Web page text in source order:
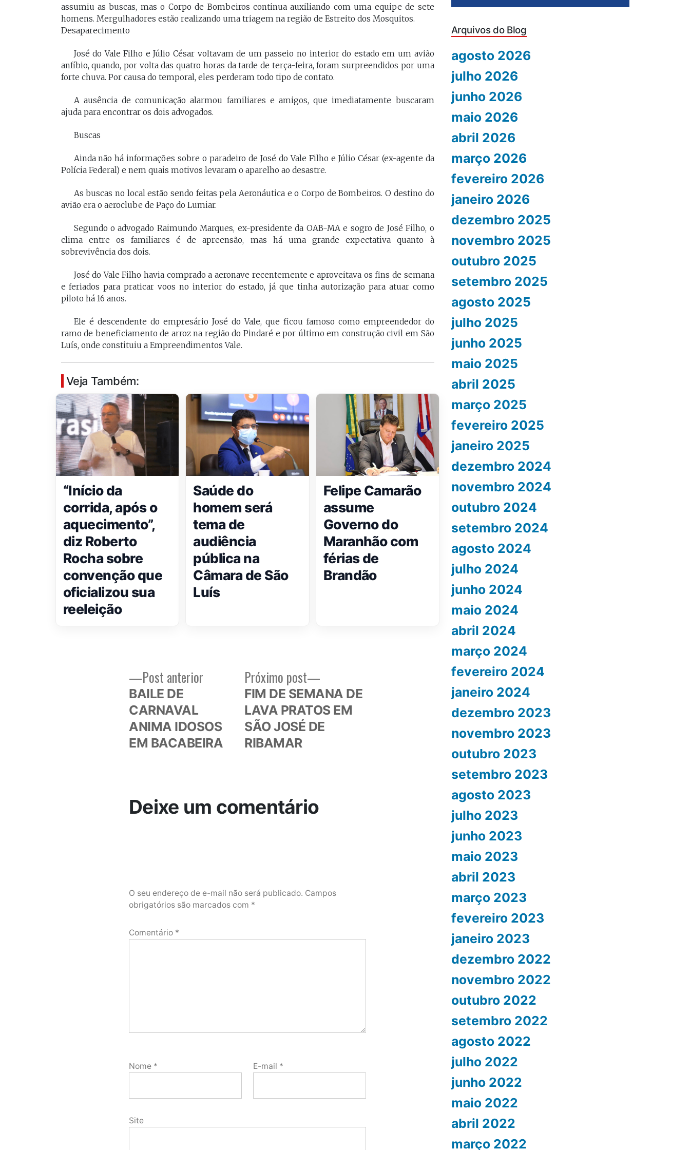
assumiu as buscas, mas o Corpo de Bombeiros continua auxiliando com uma equipe de sete
homens. Mergulhadores estão realizando uma triagem na região de Estreito dos Mosquitos.
Desaparecimento
José do Vale Filho e Júlio César voltavam de um passeio no interior do estado em um avião
anfíbio, quando, por volta das quatro horas da tarde de terça-feira, foram surpreendidos por uma
forte chuva. Por causa do temporal, eles perderam todo tipo de contato.
A ausência de comunicação alarmou familiares e amigos, que imediatamente buscaram
ajuda para encontrar os dois advogados.
Buscas
Ainda não há informações sobre o paradeiro de José do Vale Filho e Júlio César (ex-agente da
Polícia Federal) e nem quais motivos levaram o aparelho ao desastre.
As buscas no local estão sendo feitas pela Aeronáutica e o Corpo de Bombeiros. O destino do
avião era o aeroclube de Paço do Lumiar.
Segundo o advogado Raimundo Marques, ex-presidente da OAB-MA e sogro de José Filho, o
clima entre os familiares é de apreensão, mas há uma grande expectativa quanto à
sobrevivência dos dois.
José do Vale Filho havia comprado a aeronave recentemente e aproveitava os fins de semana
e feriados para praticar voos no interior do estado, já que tinha autorização para atuar como
piloto há 16 anos.
Ele é descendente do empresário José do Vale, que ficou famoso como empreendedor do
ramo de beneficiamento de arroz na região do Pindaré e por último em construção civil em São
Luís, onde constituiu a Empreendimentos Vale.
Veja Também:
“Início da
corrida, após o
aquecimento”,
diz Roberto
Rocha sobre
convenção que
oficializou sua
reeleição
Saúde do
homem será
tema de
audiência
pública na
Câmara de São
Luís
Felipe Camarão
assume
Governo do
Maranhão com
férias de
Brandão
Navegação
Post anterior
BAILE DE
CARNAVAL
ANIMA IDOSOS
EM BACABEIRA
Próximo post
post:
FIM DE SEMANA DE
LAVA PRATOS EM
SÃO JOSÉ DE
RIBAMAR
Deixe um comentário
O seu endereço de e-mail não será publicado. Campos
obrigatórios são marcados com *
Comentário *
Nome * E-mail *
Site
Arquivos do Blog
agosto 2026
julho 2026
junho 2026
maio 2026
abril 2026
março 2026
fevereiro 2026
janeiro 2026
dezembro 2025
novembro 2025
outubro 2025
setembro 2025
agosto 2025
julho 2025
junho 2025
maio 2025
abril 2025
março 2025
fevereiro 2025
janeiro 2025
dezembro 2024
novembro 2024
outubro 2024
setembro 2024
agosto 2024
julho 2024
junho 2024
maio 2024
abril 2024
março 2024
fevereiro 2024
janeiro 2024
dezembro 2023
novembro 2023
outubro 2023
setembro 2023
agosto 2023
julho 2023
junho 2023
maio 2023
abril 2023
março 2023
fevereiro 2023
janeiro 2023
dezembro 2022
novembro 2022
outubro 2022
setembro 2022
agosto 2022
julho 2022
junho 2022
maio 2022
abril 2022
março 2022